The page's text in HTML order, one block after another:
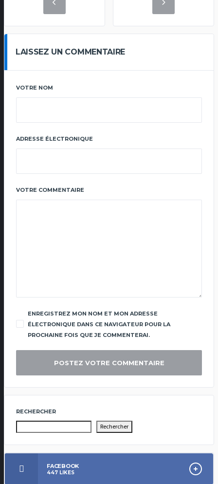
LAISSEZ UN COMMENTAIRE
VOTRE NOM
ADRESSE ÉLECTRONIQUE
VOTRE COMMENTAIRE
ENREGISTREZ MON NOM ET MON ADRESSE
ÉLECTRONIQUE DANS CE NAVIGATEUR POUR LA
PROCHAINE FOIS QUE JE COMMENTERAI.
RECHERCHER
Rechercher
FACEBOOK
447 LIKES